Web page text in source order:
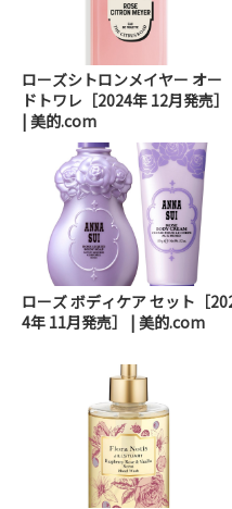
ローズシトロンメイヤー オー
ドトワレ［2024年 12月発売］
| 美的.com
ローズ ボディケア セット［
4年 11月発売］ | 美的.com